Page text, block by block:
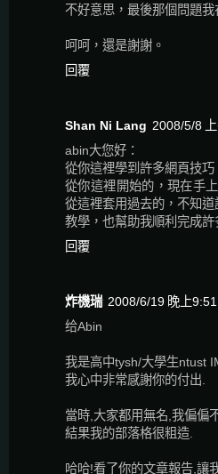
不好意思，最後那個問題我
呵呵，還是謝謝。
回覆
Shan Ni Lang 2008/5/8
abin大您好：
從你這裡學到許多網頁技
從你這裡開始的，現在手
從這裡套用過去的，不知
教學，也幫助我順利完成許
回覆
炸機瑞 2008/6/19 晚上9:51
给Abin
我是高中tysh/大學生ntust
我心中非常感謝你的付出.
當時,大家都用無名,我偏偏
結果我的部落格很粗造.
哈哈!看了你的文章報告,讓